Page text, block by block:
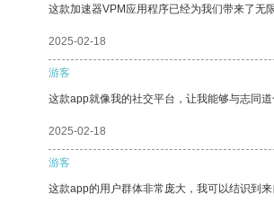
这款加速器VPM应用程序已经为我们带来了无
2025-02-18
游客
这款app就像我的社交平台，让我能够与志同道
2025-02-18
游客
这款app的用户群体非常庞大，我可以结识到来